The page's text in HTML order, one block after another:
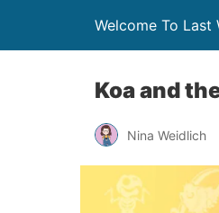
Welcome To Last
Koa and
Nina Weidlich